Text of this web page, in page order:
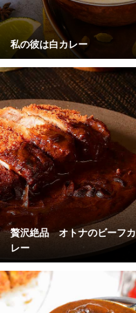
私の彼は白カレー
贅沢絶品 オトナのビーフカ
レー